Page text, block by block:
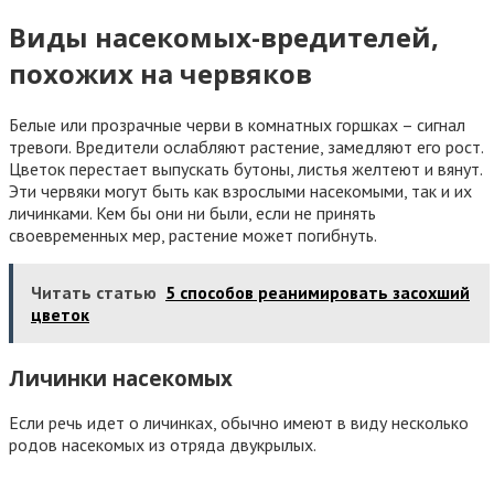
Виды насекомых-вредителей,
похожих на червяков
Белые или прозрачные черви в комнатных горшках – сигнал
тревоги. Вредители ослабляют растение, замедляют его рост.
Цветок перестает выпускать бутоны, листья желтеют и вянут.
Эти червяки могут быть как взрослыми насекомыми, так и их
личинками. Кем бы они ни были, если не принять
своевременных мер, растение может погибнуть.
Читать статью 5 способов реанимировать засохший
цветок
Личинки насекомых
Если речь идет о личинках, обычно имеют в виду несколько
родов насекомых из отряда двукрылых.